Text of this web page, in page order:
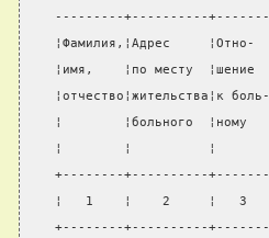
---------+----------
¦Фамилия,¦Адрес
¦имя,    ¦по месту  ¦шение
¦отчество¦жительства¦к
¦        ¦больного  ¦ному
¦        ¦          ¦
+--------+----------
¦   1    ¦    2     ¦   3
+--------+----------